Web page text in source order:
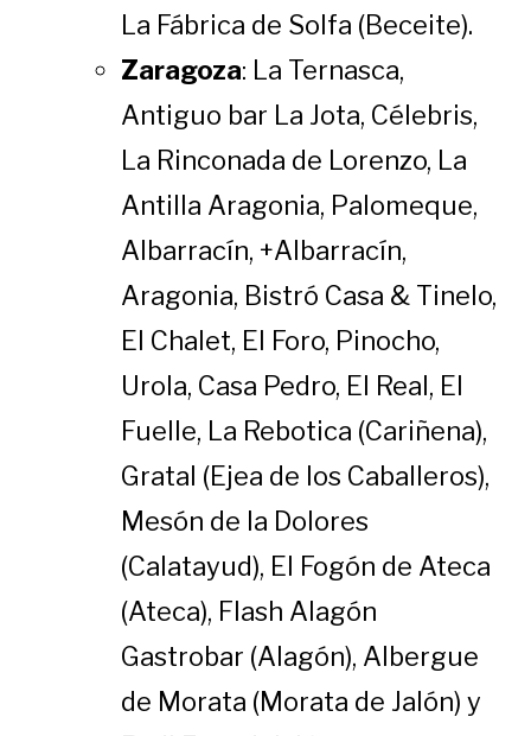
La Fábrica de Solfa (Beceite).
Zaragoza: La Ternasca,
Antiguo bar La Jota, Célebris,
La Rinconada de Lorenzo, La
Antilla Aragonia, Palomeque,
Albarracín, +Albarracín,
Aragonia, Bistró Casa & Tinelo,
El Chalet, El Foro, Pinocho,
Urola, Casa Pedro, El Real, El
Fuelle, La Rebotica (Cariñena),
Gratal (Ejea de los Caballeros),
Mesón de la Dolores
(Calatayud), El Fogón de Ateca
(Ateca), Flash Alagón
Gastrobar (Alagón), Albergue
de Morata (Morata de Jalón) y